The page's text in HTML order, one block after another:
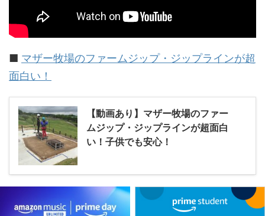
■ マザー牧場のファームジップ・ジップラインが超
面白い！
【動画あり】マザー牧場のファー
ムジップ・ジップラインが超面白
い！子供でも安心！